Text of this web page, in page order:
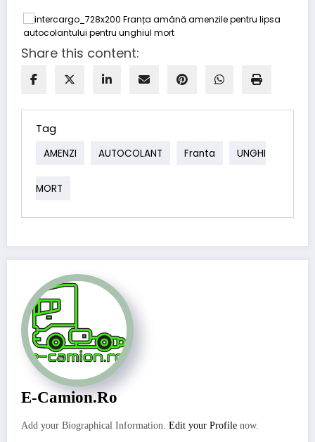
Share this content:
Tag
AMENZI AUTOCOLANT Franta UNGHI
MORT
E-Camion.ro
Add your Biographical Information. Edit your Profile now.